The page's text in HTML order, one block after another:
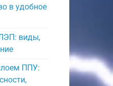
в удобное
виды,
ППУ: